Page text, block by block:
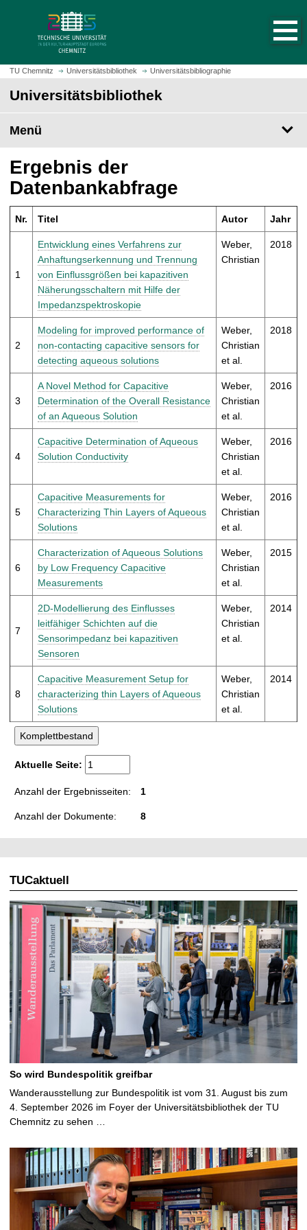
z
m
t
e
i
t
u
f
u
f
TU Chemnitz Universitätsbibliothek Universitätsbibliographie
Universitätsbibliothek
Menü
Ergebnis der
Datenbankabfrage
Nr. Titel Autor Jahr
1
Entwicklung eines Verfahrens zur
Anhaftungserkennung und Trennung
von Einflussgrößen bei kapazitiven
Näherungsschaltern mit Hilfe der
Impedanzspektroskopie
Weber,
Christian
2018
2
Modeling for improved performance of
non-contacting capacitive sensors for
detecting aqueous solutions
Weber,
Christian
et al.
2018
3
A Novel Method for Capacitive
Determination of the Overall Resistance
of an Aqueous Solution
Weber,
Christian
et al.
2016
4
Capacitive Determination of Aqueous
Solution Conductivity
Weber,
Christian
et al.
2016
5
Capacitive Measurements for
Characterizing Thin Layers of Aqueous
Solutions
Weber,
Christian
et al.
2016
6
Characterization of Aqueous Solutions
by Low Frequency Capacitive
Measurements
Weber,
Christian
et al.
2015
7
2D-Modellierung des Einflusses
leitfähiger Schichten auf die
Sensorimpedanz bei kapazitiven
Sensoren
Weber,
Christian
et al.
2014
8
Capacitive Measurement Setup for
characterizing thin Layers of Aqueous
Solutions
Weber,
Christian
et al.
2014
Aktuelle Seite:
Anzahl der Ergebnisseiten: 1
Anzahl der Dokumente: 8
TUCaktuell
So wird Bundespolitik greifbar
Wanderausstellung zur Bundespolitik ist vom 31. August bis zum
4. September 2026 im Foyer der Universitätsbibliothek der TU
Chemnitz zu sehen …